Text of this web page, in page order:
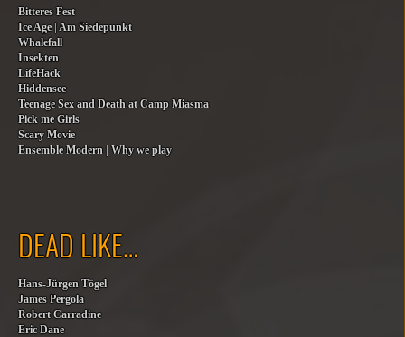
Bitteres Fest
Ice Age | Am Siedepunkt
Whalefall
Insekten
LifeHack
Hiddensee
Teenage Sex and Death at Camp Miasma
Pick me Girls
Scary Movie
Ensemble Modern | Why we play
DEAD LIKE…
Hans-Jürgen Tögel
James Pergola
Robert Carradine
Eric Dane